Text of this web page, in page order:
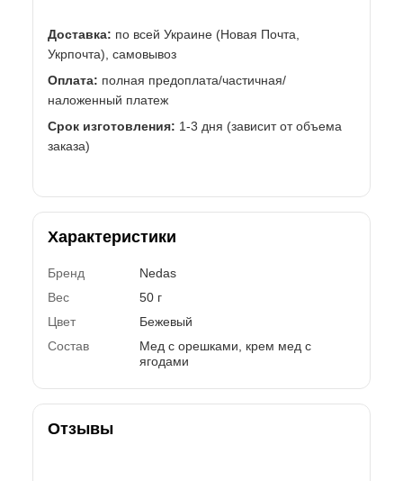
Доставка: по всей Украине (Новая Почта,
Укрпочта), самовывоз
Оплата: полная предоплата/частичная/
наложенный платеж
Срок изготовления: 1-3 дня (зависит от объема
заказа)
Характеристики
Бренд
Nedas
Вес
50 г
Цвет
Бежевый
Состав
Мед с орешками, крем мед с
ягодами
Отзывы